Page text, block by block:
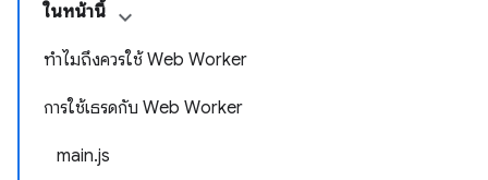
ในหน้านี้
ทำไมถึงควรใช้ Web Worker
การใช้เธรดกับ Web Worker
main.js